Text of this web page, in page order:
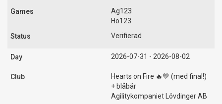
Ag123
Ho123
Verifierad
2026-07-31 - 2026-08-02
Hearts on Fire 🔥💛 (med final!)
+ blåbär
Agilitykompaniet Lövdinger AB